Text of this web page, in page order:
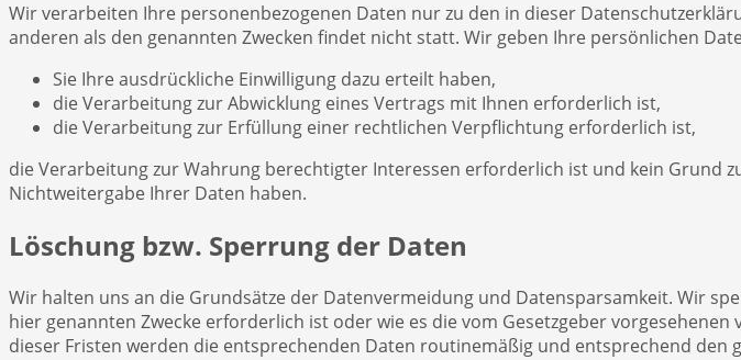
Wir verarbeiten Ihre personenbezogenen Daten nur zu den in dieser
anderen als den genannten Zwecken findet nicht statt. Wir geben Ihre persönlichen
Sie Ihre ausdrückliche Einwilligung dazu erteilt haben,
die Verarbeitung zur Abwicklung eines Vertrags mit Ihnen erforderlich ist,
die Verarbeitung zur Erfüllung einer rechtlichen Verpflichtung erforderlich ist,
die Verarbeitung zur Wahrung berechtigter Interessen erforderlich ist und kein Grund
Nichtweitergabe Ihrer Daten haben.
Löschung bzw. Sperrung der Daten
Wir halten uns an die Grundsätze der Datenvermeidung und Datensparsamkeit. Wir
hier genannten Zwecke erforderlich ist oder wie es die vom Gesetzgeber
dieser Fristen werden die entsprechenden Daten routinemäßig und entsprechend den